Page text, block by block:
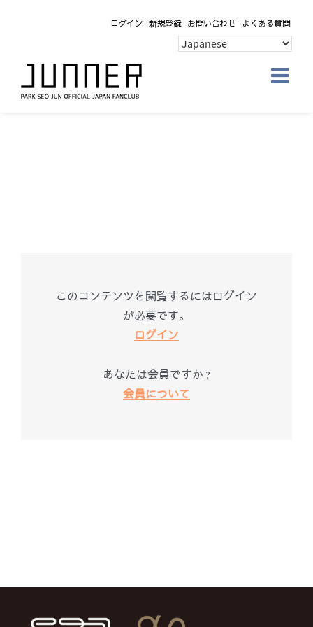
ログイン 新規登録 お問い合わせ よくある質問
このコンテンツを閲覧するにはログイン
が必要です。
ログイン
あなたは会員ですか ?
会員について